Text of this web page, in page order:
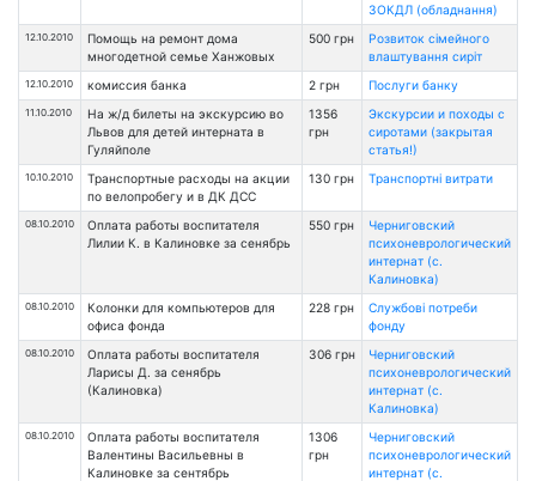
ЗОКДЛ (обладнання)
12.10.2010
Помощь на ремонт дома
многодетной семье Ханжовых
500 грн
Розвиток сімейного
влаштування сиріт
12.10.2010 комиссия банка 2 грн Послуги банку
11.10.2010
На ж/д билеты на экскурсию во
Львов для детей интерната в
Гуляйполе
1356
грн
Экскурсии и походы с
сиротами (закрытая
статья!)
10.10.2010
Транспортные расходы на акции
по велопробегу и в ДК ДСС
130 грн Транспортні витрати
08.10.2010
Оплата работы воспитателя
Лилии К. в Калиновке за сенябрь
550 грн
Черниговский
психоневрологический
интернат (с.
Калиновка)
08.10.2010
Колонки для компьютеров для
офиса фонда
228 грн
Службові потреби
фонду
08.10.2010
Оплата работы воспитателя
Ларисы Д. за сенябрь
(Калиновка)
306 грн
Черниговский
психоневрологический
интернат (с.
Калиновка)
08.10.2010
Оплата работы воспитателя
Валентины Васильевны в
Калиновке за сентябрь
1306
грн
Черниговский
психоневрологический
интернат (с.